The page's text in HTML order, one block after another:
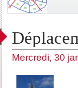
Mercredi, 30